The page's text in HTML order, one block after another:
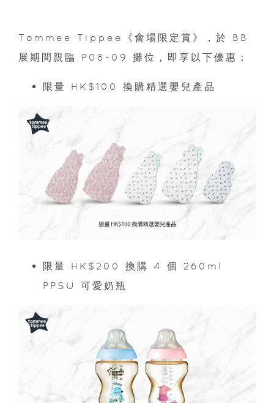
Tommee Tippee《會場限定賞》，於 BB
展期間親臨 P08-09 攤位，即享以下優惠：
限量 HK$100 換購精選嬰兒產品
限量 HK$200 換購 4 個 260ml
PPSU 可愛奶瓶